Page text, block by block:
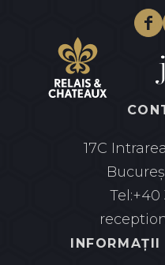
17C
Tel:+40
INFORMAȚII